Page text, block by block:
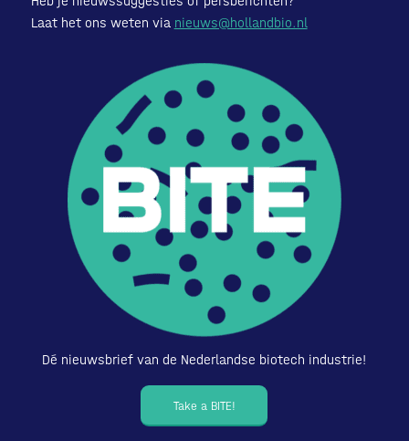
Laat het ons weten via nieuws@hollandbio.nl
Dé nieuwsbrief van de Nederlandse biotech industrie!
Take a BITE!